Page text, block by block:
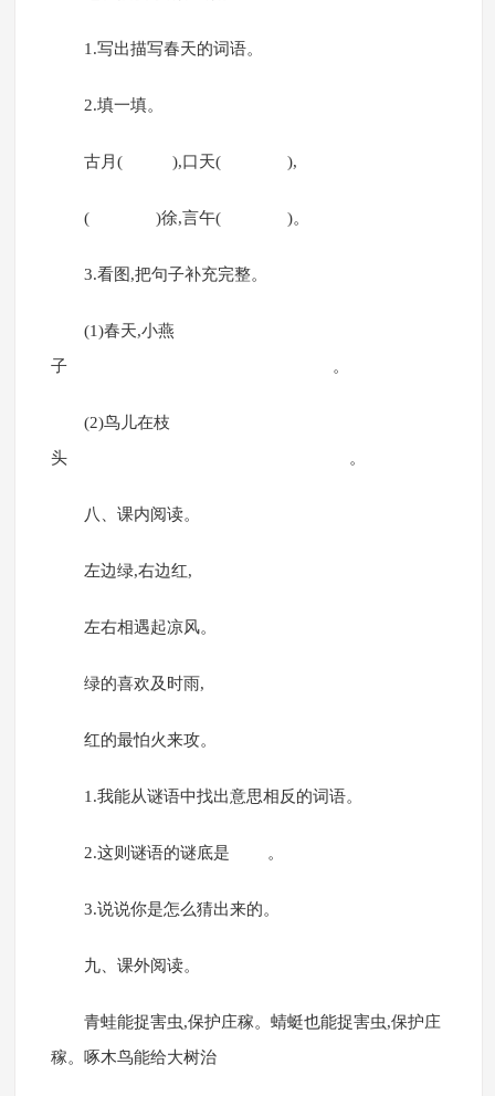
1.写出描写春天的词语。
2.填一填。
古月( ),口天( ),
( )徐,言午( )。
3.看图,把句子补充完整。
(1)春天,小燕
子 。
(2)鸟儿在枝
头 。
八、课内阅读。
左边绿,右边红,
左右相遇起凉风。
绿的喜欢及时雨,
红的最怕火来攻。
1.我能从谜语中找出意思相反的词语。
2.这则谜语的谜底是 。
3.说说你是怎么猜出来的。
九、课外阅读。
青蛙能捉害虫,保护庄稼。蜻蜓也能捉害虫,保护庄
稼。啄木鸟能给大树治